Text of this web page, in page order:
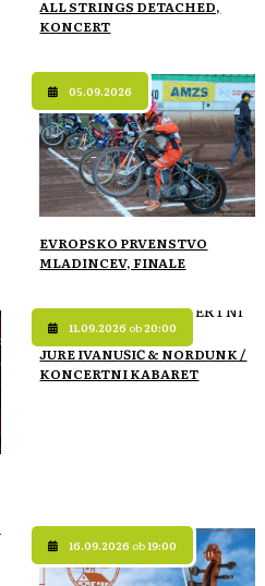
ALL STRINGS DETACHED,
KONCERT
05.09.2026
EVROPSKO PRVENSTVO
MLADINCEV, FINALE
11.09.2026 ob20:00
JURE IVANUŠIČ & NORDUNK /
KONCERTNI KABARET
16.09.2026 ob19:00